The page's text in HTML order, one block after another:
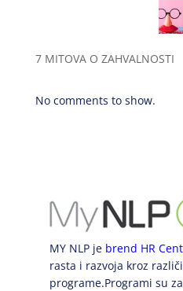
7 MITOVA O ZAHVALNOSTI
No comments to show.
MY NLP je brend HR
rasta i razvoja kroz
programe.Programi su